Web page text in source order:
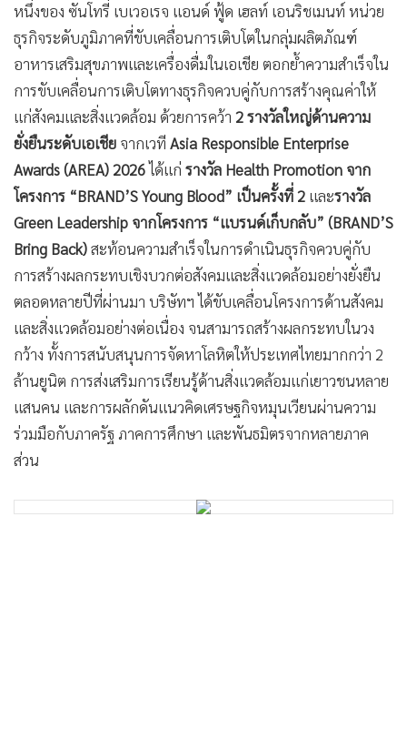
• SMEs
• หุ้น
• อินโดจีน
• กองทุนรวม
• Celeb Online
• Factcheck
•
•
News1
• Gotomanager
หนึ่งของ ซันโทรี่ เบเวอเรจ แอนด์ ฟู้ด เฮลท์ เอนริชเมนท์ หน่วย
ธุรกิจระดับภูมิภาคที่ขับเคลื่อนการเติบโตในกลุ่มผลิตภัณฑ์
อาหารเสริมสุขภาพและเครื่องดื่มในเอเชีย ตอกย้ำความสำเร็จใน
การขับเคลื่อนการเติบโตทางธุรกิจควบคู่กับการสร้างคุณค่าให้
แก่สังคมและสิ่งแวดล้อม ด้วยการคว้า 2 รางวัลใหญ่ด้านความ
ยั่งยืนระดับเอเชีย จากเวที Asia Responsible Enterprise
Awards (AREA) 2026ได้แก่ รางวัล Health Promotion จาก
โครงการ “BRAND’S Young Blood” เป็นครั้งที่ 2 และรางวัล
Green Leadership จากโครงการ “แบรนด์เก็บกลับ” (BRAND’S
Bring Back)สะท้อนความสำเร็จในการดำเนินธุรกิจควบคู่กับ
การสร้างผลกระทบเชิงบวกต่อสังคมและสิ่งแวดล้อมอย่างยั่งยืน
ตลอดหลายปีที่ผ่านมา บริษัทฯ ได้ขับเคลื่อนโครงการด้านสังคม
และสิ่งแวดล้อมอย่างต่อเนื่อง จนสามารถสร้างผลกระทบในวง
กว้าง ทั้งการสนับสนุนการจัดหาโลหิตให้ประเทศไทยมากกว่า 2
ล้านยูนิต การส่งเสริมการเรียนรู้ด้านสิ่งแวดล้อมแก่เยาวชนหลาย
แสนคน และการผลักดันแนวคิดเศรษฐกิจหมุนเวียนผ่านความ
ร่วมมือกับภาครัฐ ภาคการศึกษา และพันธมิตรจากหลายภาค
ส่วน